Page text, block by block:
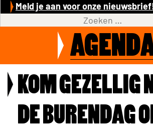
Meld je aan voor onze
KOM GEZELLIG
DE BURENDAG